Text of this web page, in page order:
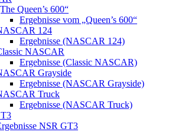
Queen’s 600“
Ergebnisse vom „Queen’s 600“
124
Ergebnisse (NASCAR 124)
NASCAR
Ergebnisse (Classic NASCAR)
Grayside
Ergebnisse (NASCAR Grayside)
Truck
Ergebnisse (NASCAR Truck)
NSR GT3